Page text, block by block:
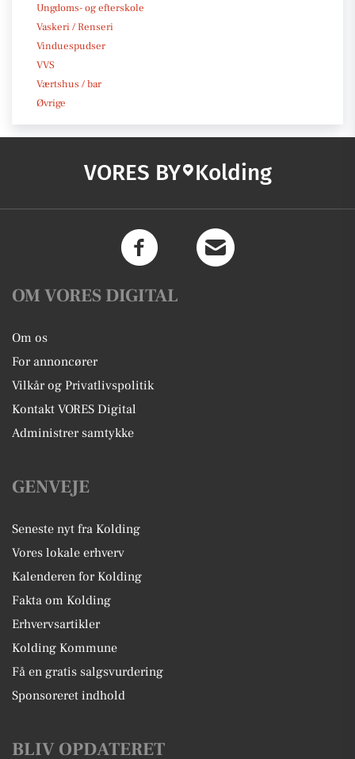
Ungdoms- og efterskole
Vaskeri / Renseri
Vinduespudser
VVS
Værtshus / bar
Øvrige
VORES BY Kolding
OM VORES DIGITAL
Om os
For annoncører
Vilkår og Privatlivspolitik
Kontakt VORES Digital
Administrer samtykke
GENVEJE
Seneste nyt fra Kolding
Vores lokale erhverv
Kalenderen for Kolding
Fakta om Kolding
Erhvervsartikler
Kolding Kommune
Få en gratis salgsvurdering
Sponsoreret indhold
BLIV OPDATERET